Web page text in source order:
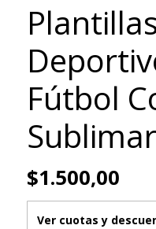
Fútbol
$1.500,00
Ver cuotas y